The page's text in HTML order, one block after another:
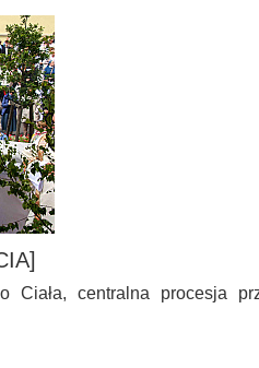
Ciała, centralna procesja